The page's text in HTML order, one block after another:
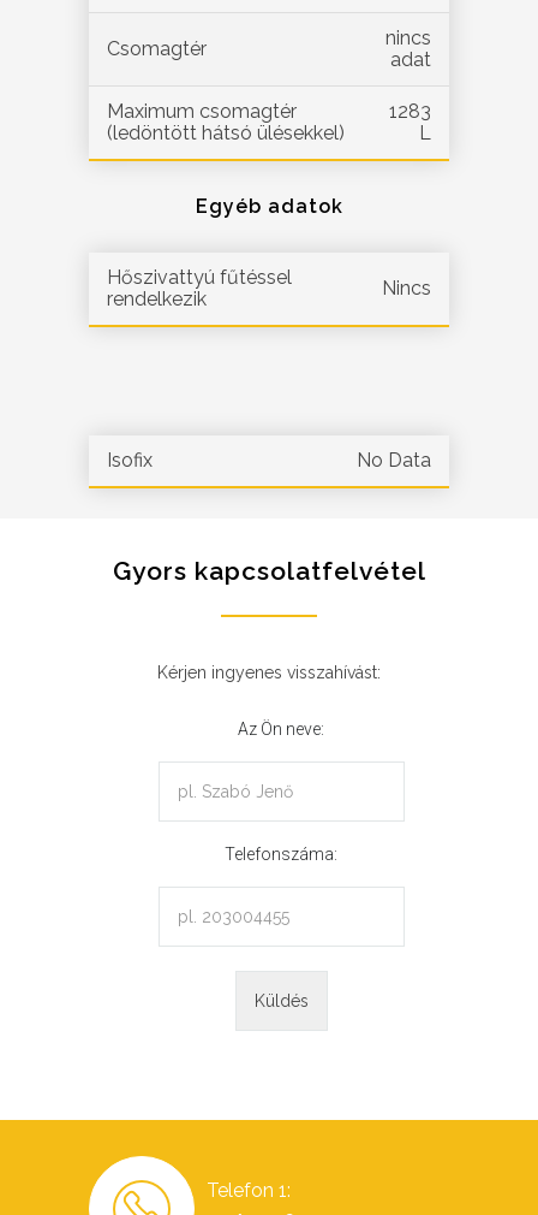
Csomagtér
nincs
adat
Maximum csomagtér
(ledöntött hátsó ülésekkel)
1283
L
Egyéb adatok
Hőszivattyú fűtéssel
rendelkezik
Nincs
Isofix No Data
Gyors kapcsolatfelvétel
Kérjen ingyenes visszahívást:
Az Ön neve:
Telefonszáma:
Telefon 1: